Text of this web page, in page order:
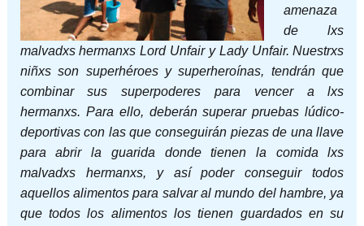
amenaza
de lxs
malvadxs hermanxs Lord Unfair y Lady Unfair. Nuestrxs
niñxs son superhéroes y superheroínas, tendrán que
combinar sus superpoderes para vencer a lxs
hermanxs. Para ello, deberán superar pruebas lúdico-
deportivas con las que conseguirán piezas de una llave
para abrir la guarida donde tienen la comida lxs
malvadxs hermanxs, y así poder conseguir todos
aquellos alimentos para salvar al mundo del hambre, ya
que todos los alimentos los tienen guardados en su